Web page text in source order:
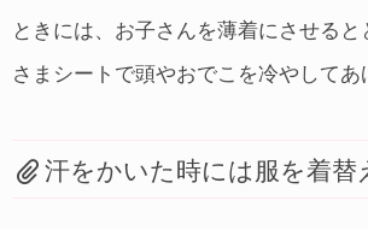
ときには、お子さんを薄着にさせる
さまシートで頭やおでこを冷やしてあ
汗をかいた時には服を着替